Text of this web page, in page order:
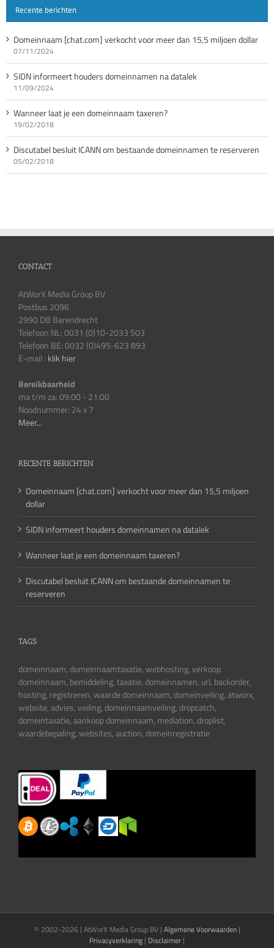
Recente berichten
Domeinnaam [chat.com] verkocht voor meer dan 15,5 miljoen dollar
07/11/2024
SIDN informeert houders domeinnamen na datalek
11/09/2024
Wanneer laat je een domeinnaam taxeren?
19/02/2018
Discutabel besluit ICANN om bestaande domeinnamen te reserveren
05/02/2018
CONTACT
AtWorX Media Group BV
Postbus 2096
2990 DB Barendrecht
Telefoon NL: 0031 (0)10-2033 503
Telefoon BE: 0032 (0)495-623 893
E-mail : klik hier
Bereikbaarheid
ma t/m za: 09:00 - 21:00
Noodnummer: 24 x 7
Meer...
RECENTE BERICHTEN
Domeinnaam [chat.com] verkocht voor meer dan 15,5 miljoen
dollar
SIDN informeert houders domeinnamen na datalek
Wanneer laat je een domeinnaam taxeren?
Discutabel besluit ICANN om bestaande domeinnamen te
reserveren
TAGS
domeinnaam, domeinnaamtaxatie, webhosting, verkoop
domeinnaam, bemiddeling, taxatie, domeinnamen, url, backorder,
hosting, registreren, waarde domeinnaam, domeinveiling, atworx,
website, advies, veiling, domeinnaamveiling, dropcatch,
domeintaxatie, aankoop domeinnaam, mediation, droplist,
waardebepaling, websites, auction, domeinregistratie
© 2002-2026 | AtWorX Media Group BV | Algemene Voorwaarden |
Privacyverklaring | Disclaimer |